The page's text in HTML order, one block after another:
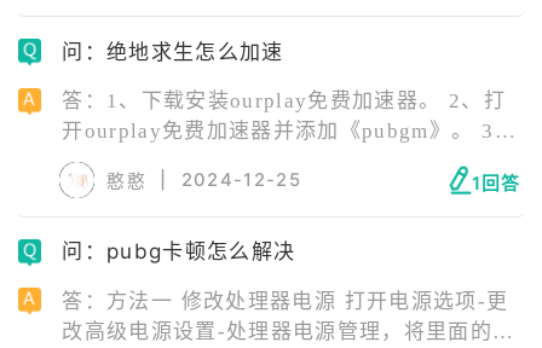
国内直连游戏服务器会造成瞬移，掉线的情况
想要进入亚洲服务器需要使用ourplay加速器加
筛选过滤亚洲服务器进行匹配，而且可以有效
解决ping高，丢包的问题。
问：绝地求生怎么加速
答：1、下载安装ourplay免费加速器。 2、打
开ourplay免费加速器并添加《pubgm》。 3、
选择最佳加速路线进行加速。 4、启动
《pubgm》并享受加速效果。
憨憨 2024-12-25 1回答
问：pubg卡顿怎么解决
答：方法一 修改处理器电源 打开电源选项-更
改高级电源设置-处理器电源管理，将里面的处